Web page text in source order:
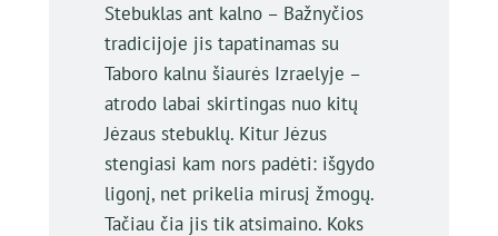
Stebuklas ant kalno – Bažnyčios
tradicijoje jis tapatinamas su
Taboro kalnu šiaurės Izraelyje –
atrodo labai skirtingas nuo kitų
Jėzaus stebuklų. Kitur Jėzus
stengiasi kam nors padėti: išgydo
ligonį, net prikelia mirusį žmogų.
Tačiau čia jis tik atsimaino. Koks